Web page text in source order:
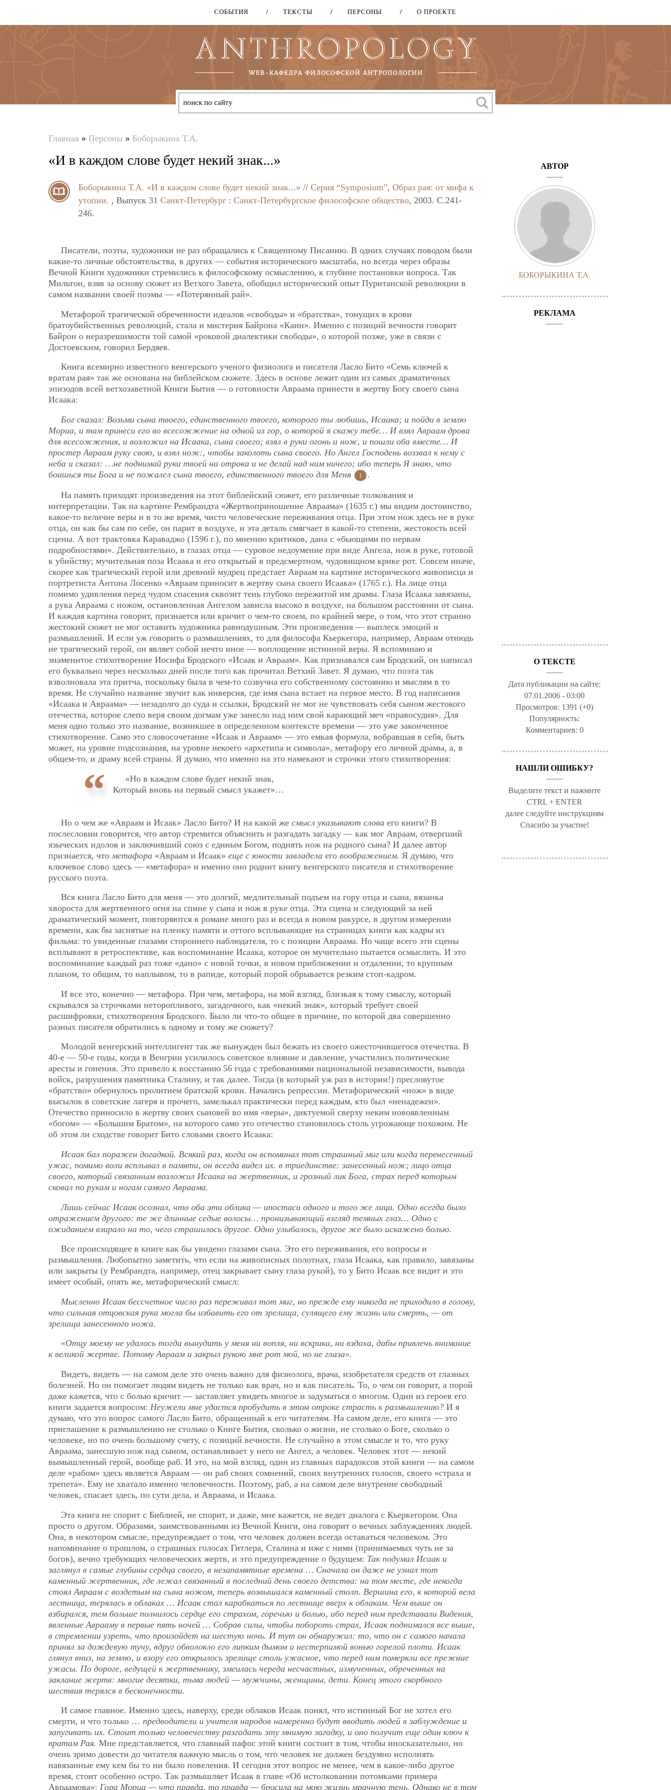
Перейти
основному
содержанию
СОБЫТИЯ ТЕКСТЫ ПЕРСОНЫ О ПРОЕКТЕ
здесь
Главная » Персоны » Боборыкина Т.А.
«И в каждом слове будет некий знак...»
Боборыкина Т.А. «И в каждом слове будет некий знак...» // Серия “Symposium”, Образ рая: от мифа к
утопии. , Выпуск 31 Санкт-Петербург : Санкт-Петербургское философское общество, 2003. C.241-
246.
Писатели, поэты, художники не раз обращались к Священному Писанию. В одних случаях поводом были
какие-то личные обстоятельства, в других — события исторического масштаба, но всегда через образы
Вечной Книги художники стремились к философскому осмыслению, к глубине постановки вопроса. Так
Мильтон, взяв за основу сюжет из Ветхого Завета, обобщил исторический опыт Пуританской революции в
самом названии своей поэмы — «Потерянный рай».
Метафорой трагической обреченности идеалов «свободы» и «братства», тонущих в крови
братоубийственных революций, стала и мистерия Байрона «Каин». Именно с позиций вечности говорит
Байрон о неразрешимости той самой «роковой диалектики свободы», о которой позже, уже в связи с
Достоевским, говорил Бердяев.
Книга всемирно известного венгерского ученого физиолога и писателя Ласло Бито «Семь ключей к
вратам рая» так же основана на библейском сюжете. Здесь в основе лежит один из самых драматичных
эпизодов всей ветхозаветной Книги Бытия — о готовности Авраама принести в жертву Богу своего сына
Исаака:
Бог сказал: Возьми сына твоего, единственного твоего, которого ты любишь, Исаака; и пойди в землю
Мориа, и там принеси его во всесожжение на одной из гор, о которой я скажу тебе… И взял Авраам дрова
для всесожжения, и возложил на Исаака, сына своего; взял в руки огонь и нож, и пошли оба вместе… И
простер Авраам руку свою, и взял нож:, чтобы заколоть сына своего. Но Ангел Господень воззвал к нему с
неба и сказал: …не поднимай руки твоей на отрока и не делай над ним ничего; ибо теперь Я знаю, что
боишься ты Бога и не пожалел сына твоего, единственного твоего для Меня
1 .
На память приходят произведения на этот библейский сюжет, его различные толкования и
интерпретации. Так на картине Рембрандта «Жертвоприношение Авраама» (1635 г.) мы видим достоинство,
какое-то величие веры и в то же время, чисто человеческие переживания отца. При этом нож здесь не в руке
отца, он как бы сам по себе, он парит в воздухе, и эта деталь смягчает в какой-то степени, жестокость всей
сцены. А вот трактовка Караваджо (1596 г.), по мнению критиков, дана с «бьющими по нервам
подробностями». Действительно, в глазах отца — суровое недоумение при виде Ангела, нож в руке, готовой
к убийству; мучительная поза Исаака и его открытый в предсмертном, чудовищном крике рот. Совсем иначе,
скорее как трагический герой или древний мудрец предстает Авраам на картине исторического живописца и
портретиста Антона Лосенко «Авраам приносит в жертву сына своего Исаака» (1765 г.). На лице отца
помимо удивления перед чудом спасения сквозит тень глубоко пережитой им драмы. Глаза Исаака завязаны,
а рука Авраама с ножом, остановленная Ангелом зависла высоко в воздухе, на большом расстоянии от сына.
И каждая картина говорит, признается или кричит о чем-то своем, по крайней мере, о том, что этот странно
жестокий сюжет не мог оставить художника равнодушным. Эти произведения — выплеск эмоций и
размышлений. И если уж говорить о размышлениях, то для философа Кьеркегора, например, Авраам отнюдь
не трагический герой, он являет собой нечто иное — воплощение истинной веры. Я вспоминаю и
знаменитое стихотворение Иосифа Бродского «Исаак и Авраам». Как признавался сам Бродский, он написал
его буквально через несколько дней после того как прочитал Ветхий Завет. Я думаю, что поэта так
взволновала эта притча, поскольку была в чем-то созвучна его собственному состоянию и мыслям в то
время. Не случайно название звучит как инверсия, где имя сына встает на первое место. В год написания
«Исаака и Авраама» — незадолго до суда и ссылки, Бродский не мог не чувствовать себя сыном жестокого
отечества, которое слепо веря своим догмам уже занесло над ним свой карающий меч «правосудия». Для
меня одно только это название, возникшее в определенном контексте времени — это уже законченное
стихотворение. Само это словосочетание «Исаак и Авраам» — это емкая формула, вобравшая в себя, быть
может, на уровне подсознания, на уровне некоего «архетипа и символа», метафору его личной драмы, а, в
общем-то, и драму всей страны. Я думаю, что именно на это намекают и строчки этого стихотворения:
«Но в каждом слове будет некий знак,
Который вновь на первый смысл укажет»…
Но о чем же «Авраам и Исаак» Ласло Бито? И на какой же смысл указывают слова его книги? В
послесловии говорится, что автор стремится объяснить и разгадать загадку — как мог Авраам, отвергший
языческих идолов и заключивший союз с единым Богом, поднять нож на родного сына? И далее автор
признается, что метафора «Авраам и Исаак» еще с юности завладела его воображением. Я думаю, что
ключевое слово здесь — «метафора» и именно оно роднит книгу венгерского писателя и стихотворение
русского поэта.
Вся книга Ласло Бито для меня — это долгий, медлительный подъем на гору отца и сына, вязанка
хвороста для жертвенного огня на спине у сына и нож в руке отца. Эта сцена и следующий за ней
драматический момент, повторяются в романе много раз и всегда в новом ракурсе, в другом измерении
времени, как бы заснятые на пленку памяти и оттого всплывающие на страницах книги как кадры из
фильма: то увиденные глазами стороннего наблюдателя, то с позиции Авраама. Но чаще всего эти сцены
всплывают в ретроспективе, как воспоминание Исаака, которое он мучительно пытается осмыслить. И это
воспоминание каждый раз тоже «дано» с новой точки, в новом приближении и отдалении, то крупным
планом, то общим, то наплывом, то в рапиде, который порой обрывается резким стоп-кадром.
И все это, конечно — метафора. При чем, метафора, на мой взгляд, близкая к тому смыслу, который
скрывался за строчками неторопливого, загадочного, как «некий знак», который требует своей
расшифровки, стихотворения Бродского. Было ли что-то общее в причине, по которой два совершенно
разных писателя обратились к одному и тому же сюжету?
Молодой венгерский интеллигент так же вынужден был бежать из своего ожесточившегося отечества. В
40-е — 50-е годы, когда в Венгрии усилилось советское влияние и давление, участились политические
аресты и гонения. Это привело к восстанию 56 года с требованиями национальной независимости, вывода
войск, разрушения памятника Сталину, и так далее. Тогда (в который уж раз в истории!) пресловутое
«братство» обернулось пролитием братской крови. Начались репрессии. Метафорический «нож» в виде
высылок в советские лагеря и прочего, замелькал практически перед каждым, кто был «ненадежен».
Отечество приносило в жертву своих сыновей во имя «веры», диктуемой сверху неким новоявленным
«богом» — «Большим Братом», на которого само это отечество становилось столь угрожающе похожим. Не
об этом ли сходстве говорит Бито словами своего Исаака:
Исаак бал поражен догадкой. Всякий раз, когда он вспоминал тот страшный миг или когда перенесенный
ужас, помимо воли всплывал в памяти, он всегда видел их. в триединстве: занесенный нож; лицо отца
своего, который связанным возложил Исаака на жертвенник, и грозный лик Бога, страх перед которым
сковал по рукам и ногам самого Авраама.
Лишь сейчас Исаак осознал, что оба эти облика — ипостаси одного и того же лица. Одно всегда было
отражением другого: те же длинные седые волосы… пронизывающий взгляд темных глаз… Одно с
ожиданием взирало на то, чего страшилось другое. Одно улыбалось, другое же было искажено болью.
Все происходящее в книге как бы увидено глазами сына. Это его переживания, его вопросы и
размышления. Любопытно заметить, что если на живописных полотнах, глаза Исаака, как правило, завязаны
или закрыты (у Рембрандта, например, отец закрывает сыну глаза рукой), то у Бито Исаак все видит и это
имеет особый, опять же, метафорический смысл:
Мысленно Исаак бессчетное число раз переживал тот миг, но прежде ему никогда не приходило в голову,
что сильная отцовская рука могла бы избавить его от зрелища, сулящего ему жизнь или смерть, — от
зрелища занесенного ножа.
«Отцу моему не удалось тогда вынудить у меня ни вопля, ни вскрика, ни вздоха, дабы привлечь внимание
к великой жертве. Потому Авраам и закрыл рукою мне рот мой, но не глаза».
Видеть, видеть — на самом деле это очень важно для физиолога, врача, изобретателя средств от глазных
болезней. Но он помогает людям видеть не только как врач, но и как писатель. То, о чем он говорит, а порой
даже кажется, что с болью кричит — заставляет увидеть многое и задуматься о многом. Один из героев его
книги задается вопросом: Неужели мне удастся пробудить в этом отроке страсть к размышлению? И я
думаю, что это вопрос самого Ласло Бито, обращенный к его читателям. На самом деле, его книга — это
приглашение к размышлению не столько о Книге Бытия, сколько о жизни, не столько о Боге, сколько о
человеке, но по очень большому счету, с позиций вечности. Не случайно в этом смысле и то, что руку
Авраама, занесшую нож над сыном, останавливает у него не Ангел, а человек. Человек этот — некий
вымышленный герой, вообще раб. И это, на мой взгляд, один из главных парадоксов этой книги — на самом
деле «рабом» здесь является Авраам — он раб своих сомнений, своих внутренних голосов, своего «страха и
трепета». Ему не хватало именно человечности. Поэтому, раб, а на самом деле внутренне свободный
человек, спасает здесь, по сути дела, и Авраама, и Исаака.
Эта книга не спорит с Библией, не спорит, и даже, мне кажется, не ведет диалога с Кьеркегором. Она
просто о другом. Образами, заимствованными из Вечной Книги, она говорит о вечных заблуждениях людей.
Она, в некотором смысле, предупреждает о том, что человек должен всегда оставаться человеком. Это
напоминание о прошлом, о страшных голосах Гитлера, Сталина и иже с ними (принимаемых чуть не за
богов), вечно требующих человеческих жертв, и это предупреждение о будущем: Так подумал Исаак и
заглянул в самые глубины сердца своего, в незапамятные времена … Сначала он даже не узнал тот
каменный жертвенник, где лежал связанный в последний день своего детства: на том месте, где некогда
стоял Авраам с воздетым на сына ножом, теперь возвышался каменный столп. Вершина его, к которой вела
лестница, терялась в облаках … Исаак стал карабкаться по лестнице вверх к облакам. Чем выше он
взбирался, тем больше полнилось сердце его страхом, горечью и болью, ибо перед ним представали Видения,
явленные Аврааму в первые пять ночей … Собрав силы, чтобы побороть страх, Исаак поднимался все выше,
в стремлении узреть, что произойдет на шестую ночь. И тут он обнаружил: то, что он с самого начала
принял за дождевую тучу, вдруг обволокло его липким дымом и нестерпимой вонью горелой плоти. Исаак
глянул вниз, на землю, и взору его открылось зрелище столь ужасное, что перед ним померкли все прежние
ужасы. По дороге, ведущей к жертвеннику, змеилась череда несчастных, измученных, обреченных на
заклание жертв: многие десятки, тьма людей — мужчины, женщины, дети. Конец этого скорбного
шествия терялся в бесконечности.
И самое главное. Именно здесь, наверху, среди облаков Исаак понял, что истинный Бог не хотел его
смерти, и что только … предводители и учителя народов намеренно будут вводить людей в заблуждение и
запугивать их. Стоит только человечеству разгадать эту мнимую загадку, и оно получит еще один ключ к
вратам Рая. Мне представляется, что главный пафос этой книги состоит в том, чтобы иносказательно, но
очень зримо довести до читателя важную мысль о том, что человек не должен бездумно исполнять
навязанные ему кем бы то ни было повеления. И сегодня этот вопрос не менее, чем в какое-либо другое
время, стоит особенно остро. Так размышляет Исаак в главе «Об истолковании потомками примера
Авраамова»: Гора Мориа — что правда, то правда — бросила на мою жизнь мрачную тень. Однако не в том
АВТОР
БОБОРЫКИНА Т.А.
РЕКЛАМА
О ТЕКСТЕ
Дата публикации на сайте:
07.01.2006 - 03:00
Просмотров: 1391 (+0)
Популярность:
Комментариев: 0
НАШЛИ ОШИБКУ?
Выделите текст и нажмите
CTRL + ENTER
далее следуйте инструкциям
Спасибо за участие!